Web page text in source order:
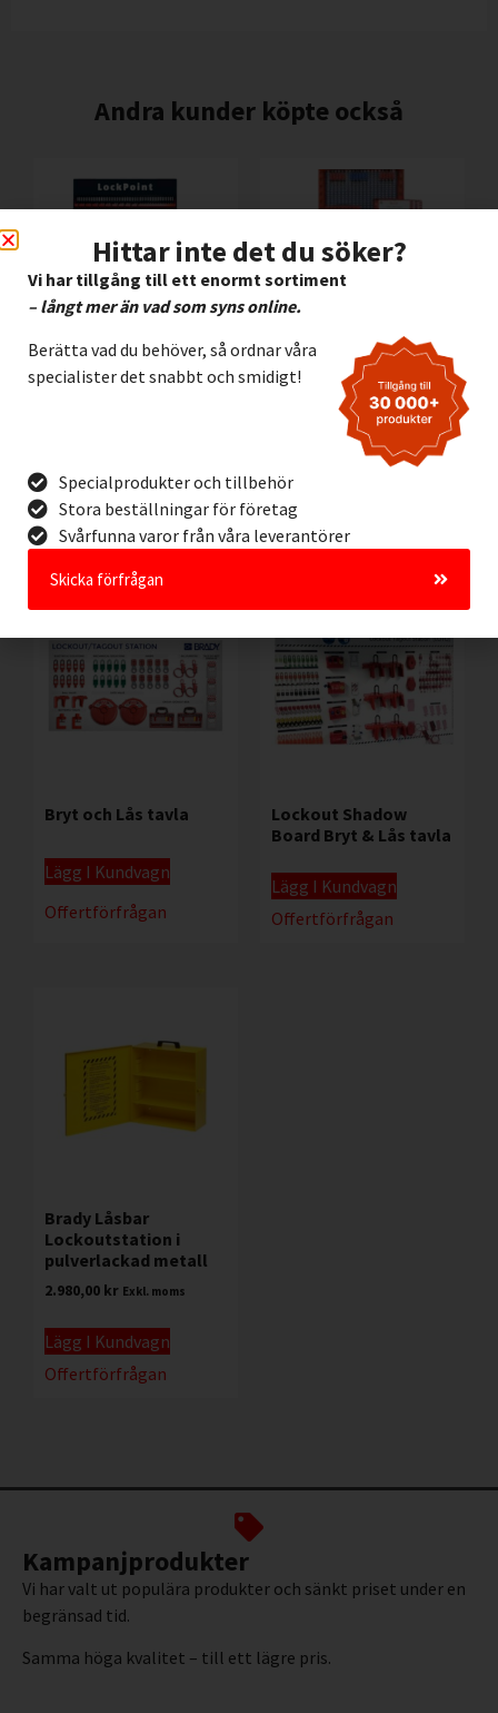
Andra kunder köpte också
LOCKPOINT Lockout
Offertförfrågan
LOCKPOINT Lockout
Station med
väggfäste
Lägg I Kundvagn
Offertförfrågan
Bryt och Lås tavla
Lägg I Kundvagn
Offertförfrågan
Lockout Shadow
Board Bryt & Lås tavla
Lägg I Kundvagn
Offertförfrågan
Brady Låsbar
Lockoutstation i
pulverlackad metall
2.980,00 kr Exkl. moms
Lägg I Kundvagn
Offertförfrågan
Kampanjprodukter
Vi har valt ut populära produkter och sänkt priset under en
begränsad tid.
Samma höga kvalitet – till ett lägre pris.
Hittar inte det du söker?
Vi har tillgång till ett enormt sortiment
– långt mer än vad som syns online.
Berätta vad du behöver, så ordnar våra
specialister det snabbt och smidigt!
Specialprodukter och tillbehör
Stora beställningar för företag
Svårfunna varor från våra leverantörer
Skicka förfrågan